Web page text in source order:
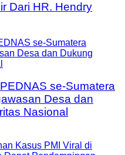
Dari HR. Hendry
se-Sumatera
Desa dan
Nasional